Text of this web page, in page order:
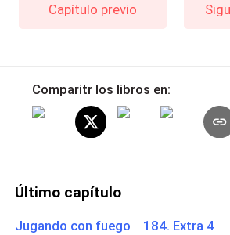
Capítulo previo
Comparitr los libros en:
Último capítulo
Jugando con fuego 184. Extra 4